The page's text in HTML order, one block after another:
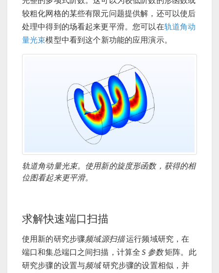
较粗化网格的某些有限元问题提供解，还可以使后
处理中得到的场看起来更平滑。您可以在轨道角动
量光束模型中看到这个新功能的应用演示。
轨道角动量光束。使用新的旋度形函数，获得的相
位图看起来更平滑。
求解快速端口扫描
使用新的研究步骤频域源扫描运行频域研究，在
端口和集总端口之间扫描，计算全S 参数矩阵。此
研究步骤的设置与频域研究步骤的设置相似，并